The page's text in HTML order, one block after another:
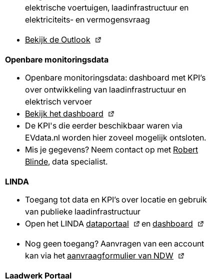
elektrische voertuigen, laadinfrastructuur en
elektriciteits- en vermogensvraag
Bekijk de Outlook
Openbare monitoringsdata
Openbare monitoringsdata: dashboard met KPI’s
over ontwikkeling van laadinfrastructuur en
elektrisch vervoer
Bekijk het dashboard
De KPI's die eerder beschikbaar waren via
EVdata.nl worden hier zoveel mogelijk ontsloten.
Mis je gegevens? Neem contact op met Robert
Blinde , data specialist.
LINDA
Toegang tot data en KPI’s over locatie en gebruik
van publieke laadinfrastructuur
Open het LINDA dataportaal en dashboard
Nog geen toegang? Aanvragen van een account
kan via het aanvraagformulier van NDW
Laadwerk Portaal